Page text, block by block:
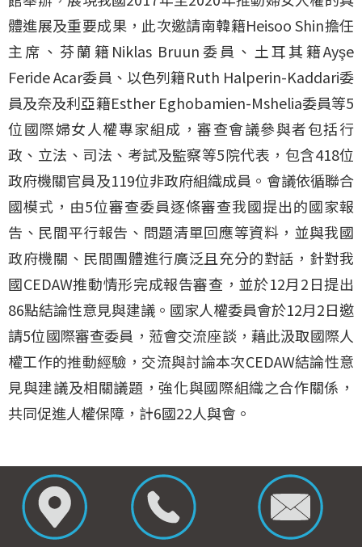
體進展及重要成果，此次邀請南韓籍Heisoo Shin擔任
主席、芬蘭籍Niklas Bruun委員、土耳其籍Ayşe
Feride Acar委員、以色列籍Ruth Halperin-Kaddari委
員及奈及利亞籍Esther Eghobamien-Mshelia委員等5
位國際婦女人權專家組成，審查會議參與者包括行
政、立法、司法、考試及監察等5院代表，包含418位
政府機關官員及119位非政府組織成員。會議依循聯合
國模式，由5位審查委員逐條審查我國提出的國家報
告、民間平行報告、問題清單回應等資料，並與我國
政府機關、民間團體進行廣泛且充分的對話，針對我
國CEDAW推動情形完成報告審查，並於12月2日提出
86點結論性意見與建議。國家人權委員會於12月2日邀
請5位國際審查委員，蒞會交流座談，藉此汲取國際人
權工作的推動經驗，交流與討論本次CEDAW結論性意
見與建議及相關議題，強化與國際組織之合作關係，
共同促進人權保障，計6國22人與會。